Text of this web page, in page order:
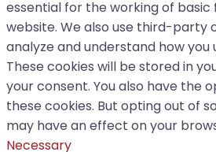
essential for the working of
website. We also use third-party
analyze and understand how you
These cookies will be stored in
your consent. You also have the
these cookies. But opting out of
may have an effect on your
Necessary